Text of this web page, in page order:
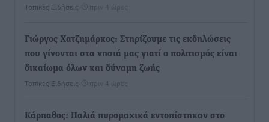
Τοπικές Ειδήσεις πριν 4 ώρες
Γιώργος Χατζημάρκος: Στηρίζουμε τις εκδηλώσεις
που γίνονται στα νησιά μας γιατί ο πολιτισμός είναι
δικαίωμα όλων και δύναμη ζωής
Τοπικές Ειδήσεις πριν 4 ώρες
Κάρπαθος: Παλιά πυρομαχικά εντοπίστηκαν στο